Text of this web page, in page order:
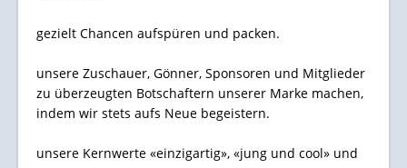
gezielt Chancen aufspüren und packen.
unsere Zuschauer, Gönner, Sponsoren und Mitglieder
zu überzeugten Botschaftern unserer Marke machen,
indem wir stets aufs Neue begeistern.
unsere Kernwerte «einzigartig», «jung und cool» und